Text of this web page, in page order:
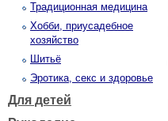
Традиционная медицина
Хобби, приусадебное
хозяйство
Шитьё
Эротика, секс и здоровье
Для детей